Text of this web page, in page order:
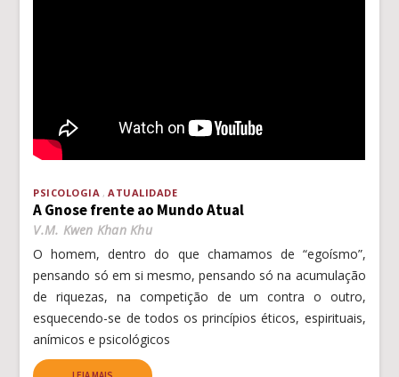
PSICOLOGIA ATUALIDADE
A Gnose frente ao Mundo Atual
V.M. Kwen Khan Khu
O homem, dentro do que chamamos de “egoísmo”,
pensando só em si mesmo, pensando só na acumulação
de riquezas, na competição de um contra o outro,
esquecendo-se de todos os princípios éticos, espirituais,
anímicos e psicológicos